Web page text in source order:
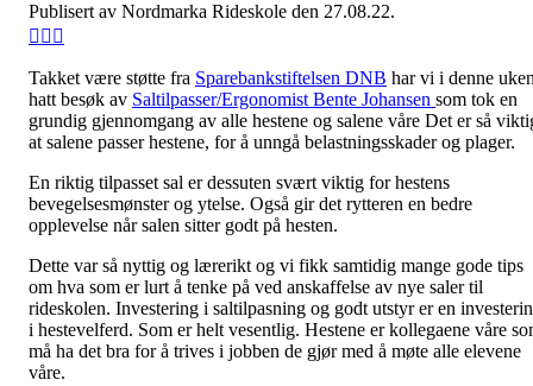
Publisert av Nordmarka Rideskole den 27.08.22.
Takket være støtte fra Sparebankstiftelsen DNB har vi i denne
hatt besøk av Saltilpasser/Ergonomist Bente Johansen som tok en
grundig gjennomgang av alle hestene og salene våre Det er så
at salene passer hestene, for å unngå belastningsskader og plager.
En riktig tilpasset sal er dessuten svært viktig for hestens
bevegelsesmønster og ytelse. Også gir det rytteren en bedre
opplevelse når salen sitter godt på hesten.
Dette var så nyttig og lærerikt og vi fikk samtidig mange gode tips
om hva som er lurt å tenke på ved anskaffelse av nye saler til
rideskolen. Investering i saltilpasning og godt utstyr er en
i hestevelferd. Som er helt vesentlig. Hestene er kollegaene våre
må ha det bra for å trives i jobben de gjør med å møte alle elevene
våre.